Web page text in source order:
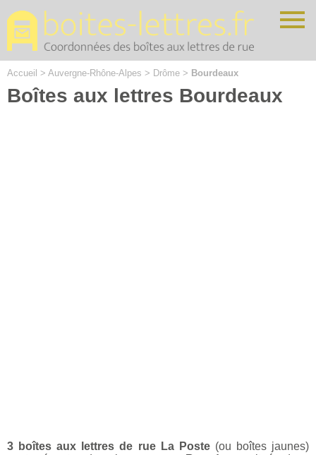
Accueil > Auvergne-Rhône-Alpes > Drôme > Bourdeaux
Boîtes aux lettres Bourdeaux
3 boîtes aux lettres de rue La Poste(ou boîtes jaunes)